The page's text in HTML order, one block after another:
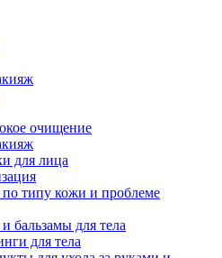
очищение
для лица
по типу кожи и проблеме
бальзамы для тела
для тела